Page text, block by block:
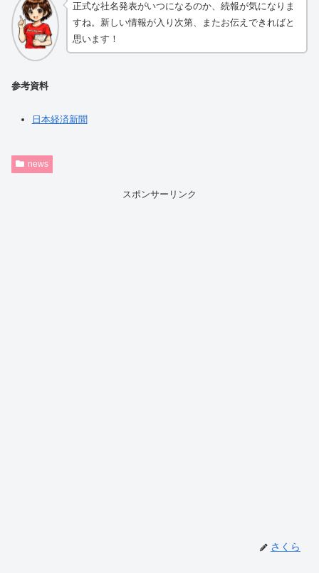
正式な社名発表がいつになるのか、続報が気になりま
すね。新しい情報が入り次第、またお伝えできればと
思います！
参考資料
日本経済新聞
news
スポンサーリンク
さくら